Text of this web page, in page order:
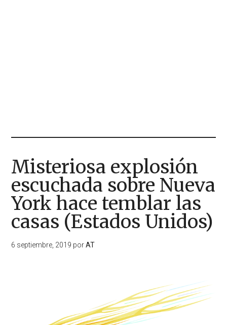
Misteriosa explosión
escuchada sobre Nueva
York hace temblar las
casas (Estados Unidos)
6 septiembre, 2019 porAT